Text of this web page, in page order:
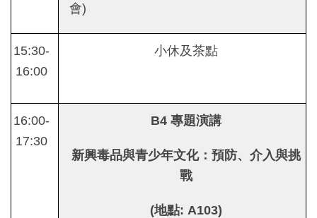
會)
15:30-
16:00
小休及茶點
16:00-
17:30
B4 專題演講
新興毒品與青少年文化：預防、介入與挑
戰
(地點: A103)